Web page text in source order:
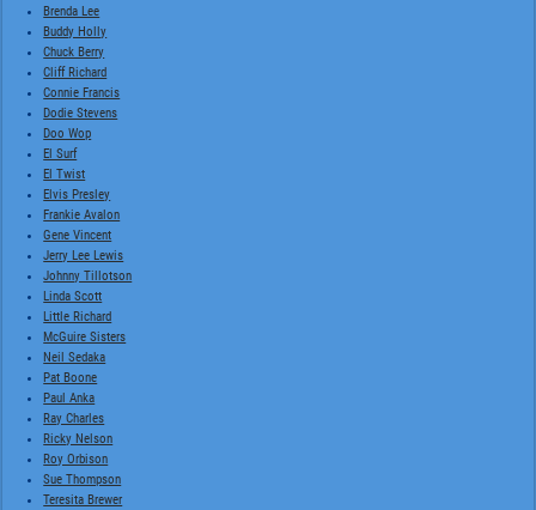
Brenda Lee
Buddy Holly
Chuck Berry
Cliff Richard
Connie Francis
Dodie Stevens
Doo Wop
El Surf
El Twist
Elvis Presley
Frankie Avalon
Gene Vincent
Jerry Lee Lewis
Johnny Tillotson
Linda Scott
Little Richard
McGuire Sisters
Neil Sedaka
Pat Boone
Paul Anka
Ray Charles
Ricky Nelson
Roy Orbison
Sue Thompson
Teresita Brewer